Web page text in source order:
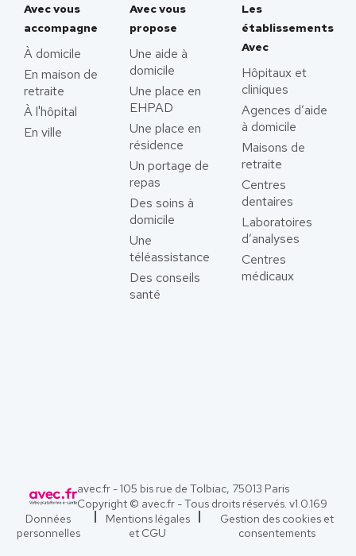
Avec vous
accompagne
À domicile
En maison de
retraite
À l'hôpital
En ville
Avec vous
propose
Une aide à
domicile
Une place en
EHPAD
Une place en
résidence
Un portage de
repas
Des soins à
domicile
Une
téléassistance
Des conseils
santé
Les
établissements
Avec
Hôpitaux et
cliniques
Agences d’aide
à domicile
Maisons de
retraite
Centres
dentaires
Laboratoires
d’analyses
Centres
médicaux
avec.fr - 105 bis rue de Tolbiac, 75013 Paris
Copyright © avec.fr - Tous droits réservés. v1.0.169
Données
personnelles
Mentions légales
et CGU
Gestion des cookies et
consentements